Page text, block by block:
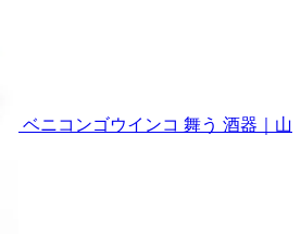
ベニコンゴウインコ 舞う 酒器｜山